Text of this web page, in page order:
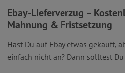
Ebay-Lieferverzug –
Mahnung & Fristsetzung
Hast Du auf Ebay etwas gekauft,
einfach nicht an? Dann solltest